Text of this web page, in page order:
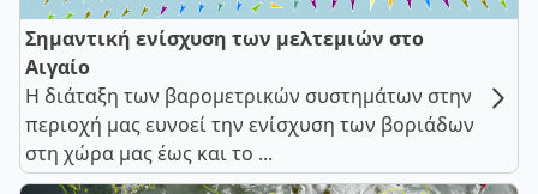
Σημαντική ενίσχυση των μελτεμιών στο
Αιγαίο
Η διάταξη των βαρομετρικών συστημάτων στην
περιοχή μας ευνοεί την ενίσχυση των βοριάδων
στη χώρα μας έως και το ...